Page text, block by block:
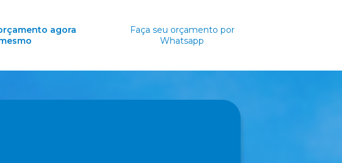
agora
Faça seu orçamento por
Whatsapp